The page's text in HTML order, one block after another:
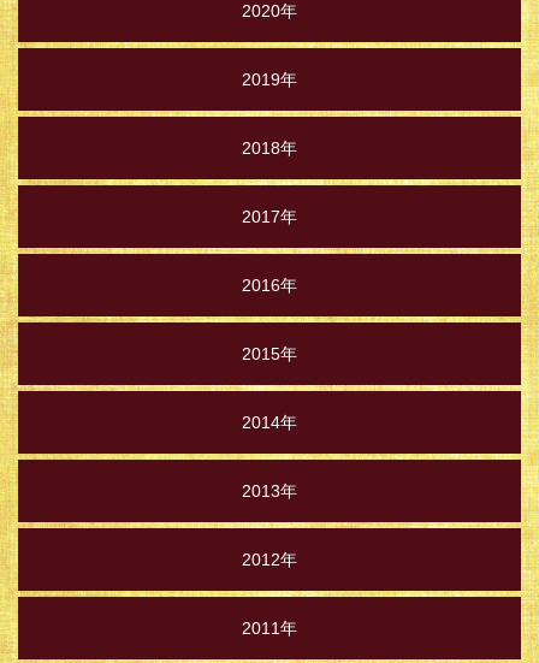
2020年
2019年
2018年
2017年
2016年
2015年
2014年
2013年
2012年
2011年